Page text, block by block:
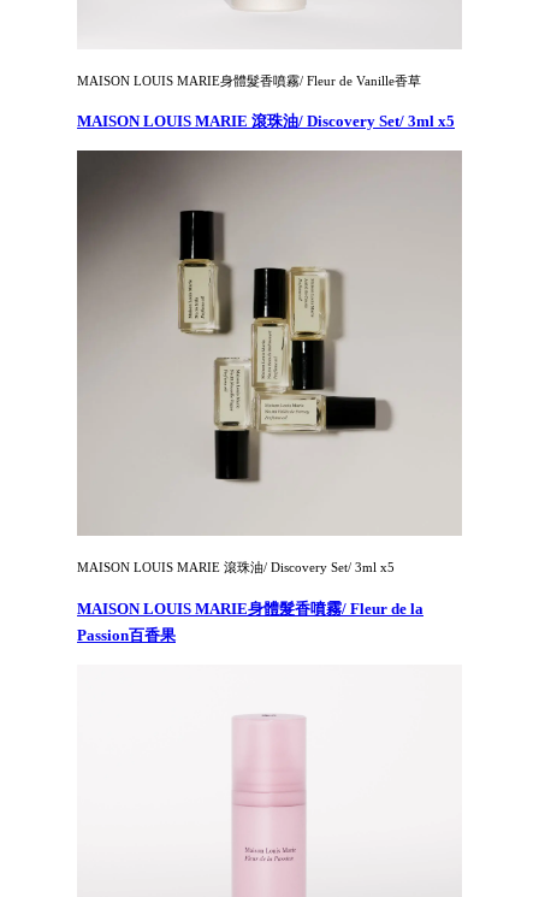
MAISON LOUIS MARIE身體髮香噴霧/ Fleur de Vanille香草
MAISON LOUIS MARIE 滾珠油/ Discovery Set/ 3ml x5
MAISON LOUIS MARIE 滾珠油/ Discovery Set/ 3ml x5
MAISON LOUIS MARIE身體髮香噴霧/ Fleur de la
Passion百香果